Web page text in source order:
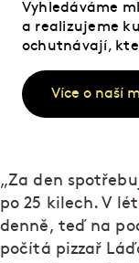
Vyhledáváme
a realizujeme
ochutnávají,
Více o naší
„Za den
po 25 kilech. V
denně, teď na
počítá pizzař